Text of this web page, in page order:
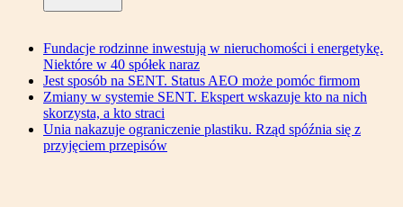
Fundacje rodzinne inwestują w nieruchomości i energetykę.
Niektóre w 40 spółek naraz
Jest sposób na SENT. Status AEO może pomóc firmom
Zmiany w systemie SENT. Ekspert wskazuje kto na nich
skorzysta, a kto straci
Unia nakazuje ograniczenie plastiku. Rząd spóźnia się z
przyjęciem przepisów